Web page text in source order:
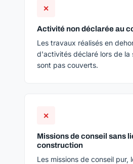
✕
Activité non déclarée au
Les travaux réalisés en
d'activités déclaré lors de la
sont pas couverts.
✕
Missions de conseil sans
construction
Les missions de conseil pur,